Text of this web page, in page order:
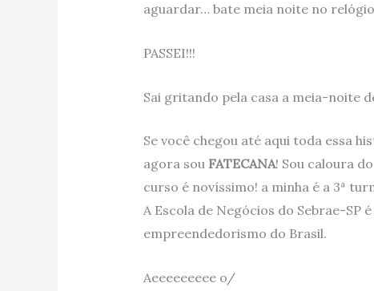
aguardar… bate meia noite no
PASSEI!!!
Sai gritando pela casa a meia-noite
Se você chegou até aqui toda essa
agora sou FATECANA! Sou caloura
curso é novíssimo! a minha é a 3ª
A Escola de Negócios do Sebrae-SP
empreendedorismo do Brasil.
Aeeeeeeeee o/